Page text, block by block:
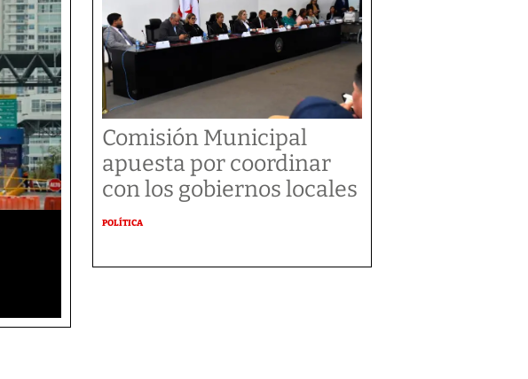
Comisión Municipal
apuesta por coordinar
con los gobiernos locales
POLÍTICA